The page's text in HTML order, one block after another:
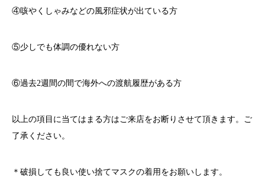
④咳やくしゃみなどの風邪症状が出ている方
⑤少しでも体調の優れない方
⑥過去2週間の間で海外への渡航履歴がある方
以上の項目に当てはまる方はご来店をお断りさせて頂きます。ご
了承ください。
＊破損しても良い使い捨てマスクの着用をお願いします。